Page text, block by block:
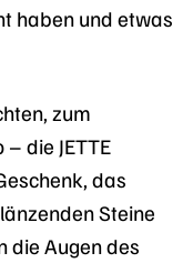
haben und etwas
zum
die JETTE
das
Steine
die Augen des